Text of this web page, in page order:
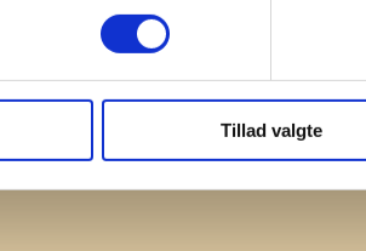
Tillad valgte